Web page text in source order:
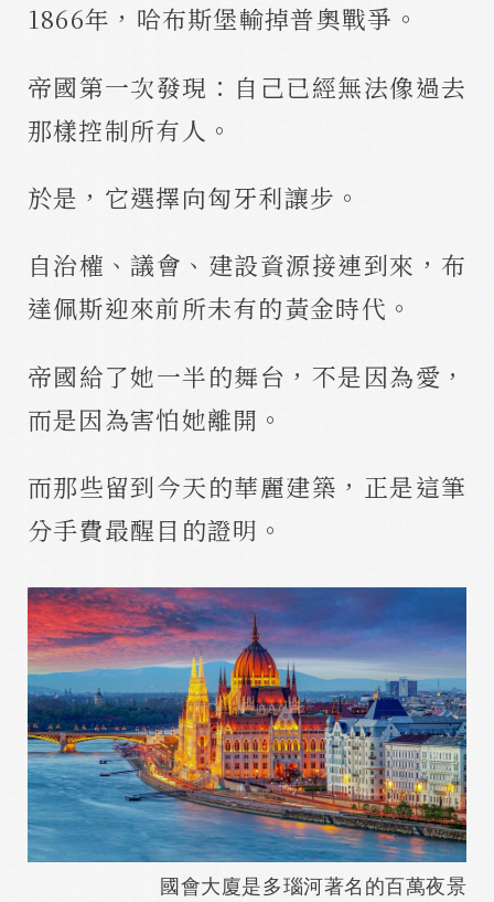
1866年，哈布斯堡輸掉普奧戰爭。
帝國第一次發現：自己已經無法像過去
那樣控制所有人。
於是，它選擇向匈牙利讓步。
自治權、議會、建設資源接連到來，布
達佩斯迎來前所未有的黃金時代。
帝國給了她一半的舞台，不是因為愛，
而是因為害怕她離開。
而那些留到今天的華麗建築，正是這筆
分手費最醒目的證明。
國會大廈是多瑙河著名的百萬夜景